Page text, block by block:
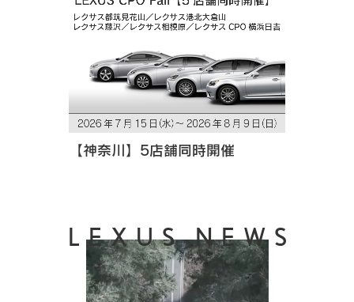
【神奈川】5店舗同時開催
LEXUS NEWS